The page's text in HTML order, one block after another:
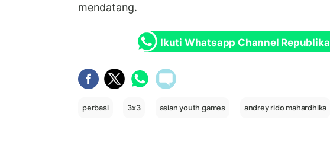
mendatang.
Ikuti Whatsapp Channel Republika
perbasi 3x3 asian youth games andrey rido mahardhika